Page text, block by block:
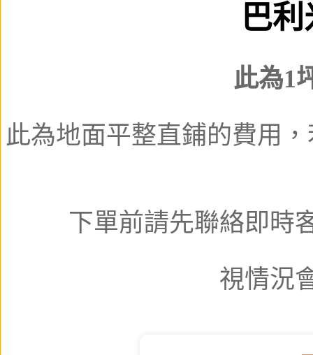
巴
此為1
此為地面平整直鋪的費用
下單前請先聯絡即時
視情況